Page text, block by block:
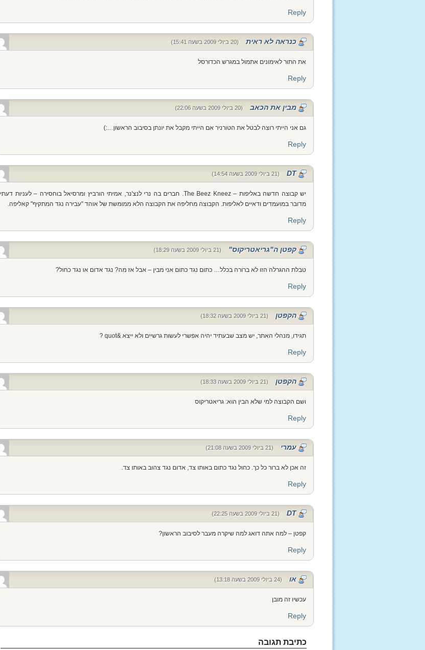
Reply
כנראה לא ראית (20 ביולי 2009 בשעה 15:41)
את התור לאימונים אתמול במגרש הכדורסל
Reply
מבין את הכאב (20 ביולי 2009 בשעה 22:06)
גם אני הייתי רוצה לבטל את הטורניר אם הייתי מקבל את יונתן בסיבוב הראשון…:)
Reply
DT (21 ביולי 2009 בשעה 14:54)
יש קבוצה חדשה באליפות – The Beez Kneez. חברים בה נרי לנצ'נר, אמיתי הורביץ ומרסיאל בוחסירה – לעניות דעתי
מדובר במועמדים ודאיים לאליפות. הקבוצה מחליפה את הקבוצה הלא ממומשת של אוהד "עבירה נגד המתקיף" קאליפה.
Reply
קפטן ה"גריאטריקוס" (21 ביולי 2009 בשעה 18:29)
טבלת ההגרלה הזו לא ברורה בכלל… כתום נגד כתום אני מבין – אבל אז מה? נגד אדום או נגד כחול?
Reply
הקפטן (21 ביולי 2009 בשעה 18:32)
תגידו, מנהלי האתר, יש מצב שבעתיד יהיה אפשרי לעשות גרשיים ולא ייצא &quot ?
Reply
הקפטן (21 ביולי 2009 בשעה 18:33)
ושם הקבוצה למי שלא הבין הוא: גריאטריקוס
Reply
עמרי (21 ביולי 2009 בשעה 21:08)
זה אכן לא ברור כל כך. כחול נגד כתום באותו צד, אדום נגד צהוב באותו צד.
Reply
DT (21 ביולי 2009 בשעה 22:25)
קפטן – למה אתה דואג למה שיקרה מעבר לסיבוב הראשון?
Reply
או (24 ביולי 2009 בשעה 13:18)
עכשיו זה מובן
Reply
כתיבת תגובה